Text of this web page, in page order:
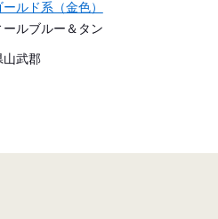
ールド系（金色）
ールブルー＆タン
武郡